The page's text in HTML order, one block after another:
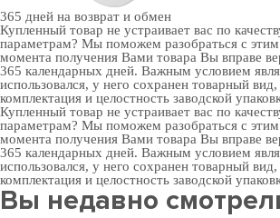
365 дней на возврат и обмен
Купленный товар не устраивает вас по
параметрам? Мы поможем разобраться с
момента получения Вами товара Вы вправе
365 календарных дней. Важным условием
использовался, у него сохранен товарный
комплектация и целостность заводской
Купленный товар не устраивает вас по
параметрам? Мы поможем разобраться с
момента получения Вами товара Вы вправе
365 календарных дней. Важным условием
использовался, у него сохранен товарный
комплектация и целостность заводской
Вы недавно